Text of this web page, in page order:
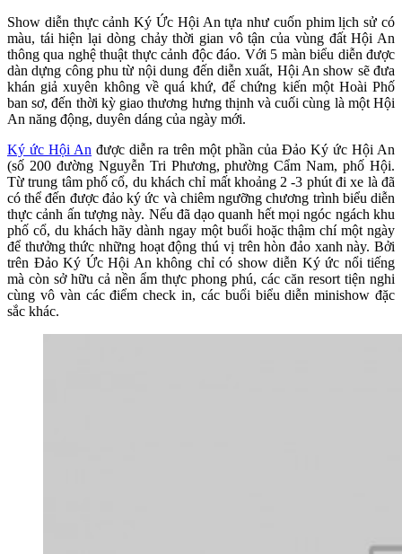
Show diễn thực cảnh Ký Ức Hội An tựa như cuốn phim lịch sử có
màu, tái hiện lại dòng chảy thời gian vô tận của vùng đất Hội An
thông qua nghệ thuật thực cảnh độc đáo. Với 5 màn biểu diễn được
dàn dựng công phu từ nội dung đến diễn xuất, Hội An show sẽ đưa
khán giả xuyên không về quá khứ, để chứng kiến một Hoài Phố
ban sơ, đến thời kỳ giao thương hưng thịnh và cuối cùng là một Hội
An năng động, duyên dáng của ngày mới.
Ký ức Hội An được diễn ra trên một phần của Đảo Ký ức Hội An
(số 200 đường Nguyễn Tri Phương, phường Cẩm Nam, phố Hội.
Từ trung tâm phố cổ, du khách chỉ mất khoảng 2 -3 phút đi xe là đã
có thể đến được đảo ký ức và chiêm ngưỡng chương trình biểu diễn
thực cảnh ấn tượng này. Nếu đã dạo quanh hết mọi ngóc ngách khu
phố cổ, du khách hãy dành ngay một buổi hoặc thậm chí một ngày
để thưởng thức những hoạt động thú vị trên hòn đảo xanh này. Bởi
trên Đảo Ký Ức Hội An không chỉ có show diễn Ký ức nổi tiếng
mà còn sở hữu cả nền ẩm thực phong phú, các căn resort tiện nghi
cùng vô vàn các điểm check in, các buổi biểu diễn minishow đặc
sắc khác.